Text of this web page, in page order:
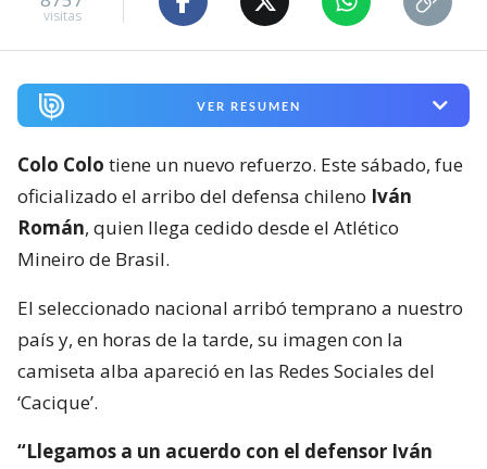
visitas
VER RESUMEN
Colo Colo tiene un nuevo refuerzo. Este sábado, fue
oficializado el arribo del defensa chileno Iván
Román, quien llega cedido desde el Atlético
Mineiro de Brasil.
El seleccionado nacional arribó temprano a nuestro
país y, en horas de la tarde, su imagen con la
camiseta alba apareció en las Redes Sociales del
‘Cacique’.
“Llegamos a un acuerdo con el defensor Iván